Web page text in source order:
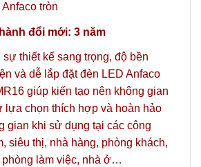
tròn
đổi mới: 3 năm
thiết kế sang trọng, độ bền
và dễ lắp đặt đèn LED Anfaco
giúp kiến tạo nên không gian
lựa chọn thích hợp và hoàn hảo
gian khi sử dụng tại các công
siêu thị, nhà hàng, phòng khách,
phòng làm việc, nhà ở…